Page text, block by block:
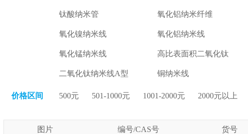
钛酸纳米管 氧化铝纳米纤维
氧化镍纳米线 氧化铝纳米线
氧化锰纳米线 高比表面积二氧化钛
二氧化钛纳米线A型 铜纳米线
价格区间 500元 501-1000元 1001-2000元 2000元以上
图片 编号/CAS号 货号